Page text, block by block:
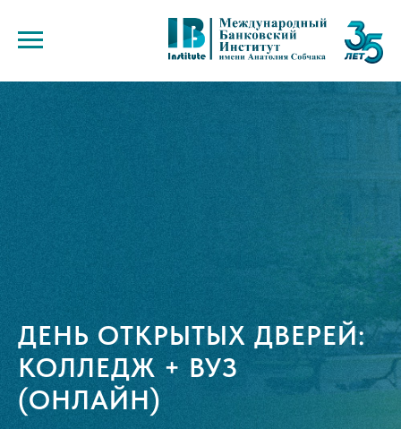
ДЕНЬ ОТКРЫТЫХ ДВЕРЕЙ:
КОЛЛЕДЖ + ВУЗ
(ОНЛАЙН)